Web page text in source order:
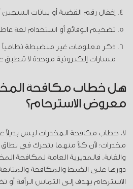
إغفال رقم القضية أو بيانات
تضخيم الوقائع أو استخدام لغة
ذكر معلومات غير منضبطة نظامياً
مسارات إلكترونية موحدة لا
هل خطاب مكافحة
معروض الاسترحام؟
لا، خطاب مكافحة المخدرات ليس
مخدرات؛ لأن كلاً منهما يتحرك في
والغاية. فالمديرية العامة لمكافحة
دورها على الضبط والمكافحة
الاسترحام يهدف إلى التماس الرأفة أو